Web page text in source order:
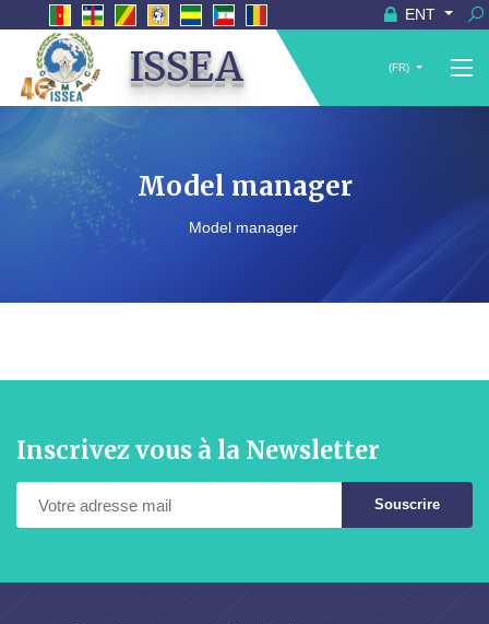
ENT
ISSEA (FR)
Model manager
Model manager
Inscrivez vous à la Newsletter
Souscrire